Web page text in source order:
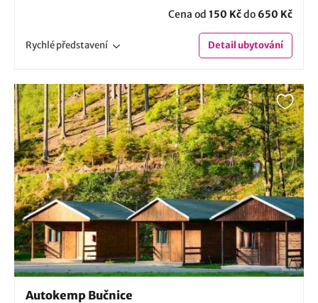
Cena od 150 Kčdo 650 Kč
Rychlépředstavení Detailubytování
Autokemp Bučnice